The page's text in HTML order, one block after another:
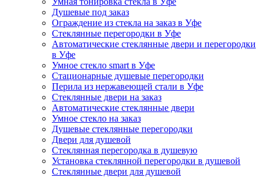
Душевые под заказ
Ограждение из стекла на заказ в Уфе
Стеклянные перегородки в Уфе
Автоматические стеклянные двери и перегородки
в Уфе
Умное стекло smart в Уфе
Стационарные душевые перегородки
Перила из нержавеющей стали в Уфе
Стеклянные двери на заказ
Автоматические стеклянные двери
Умное стекло на заказ
Душевые стеклянные перегородки
Двери для душевой
Стеклянная перегородка в душевую
Установка стеклянной перегородки в душевой
Стеклянные двери для душевой